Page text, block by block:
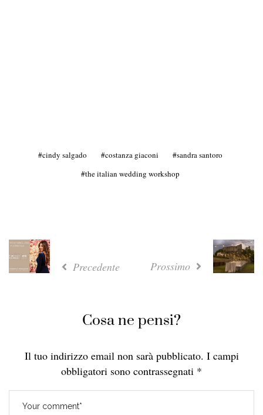
cindy salgado costanza giaconi
sandra santoro
the italian wedding workshop
Precedente Prossimo
Cosa ne pensi?
Il tuo indirizzo email non sarà pubblicato. I campi
obbligatori sono contrassegnati *